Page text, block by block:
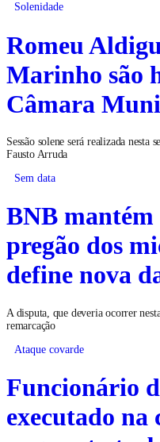
Solenidade
Romeu
Marinho são
Câmara
Sessão solene será realizada nesta
Fausto Arruda
Sem data
BNB
pregão dos
define nova
A disputa, que deveria ocorrer
remarcação
Ataque covarde
Funcionário
executado na